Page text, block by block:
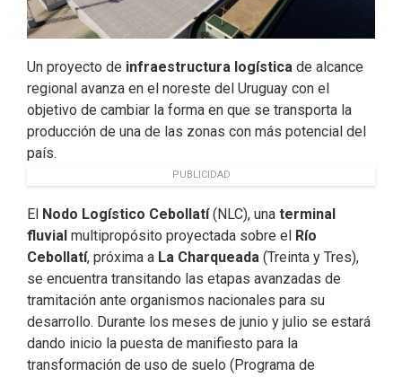
Un proyecto de infraestructura logística de alcance
regional avanza en el noreste del Uruguay con el
objetivo de cambiar la forma en que se transporta la
producción de una de las zonas con más potencial del
país.
PUBLICIDAD
El Nodo Logístico Cebollatí(NLC), una terminal
fluvial multipropósito proyectada sobre el
Río
Cebollatí, próxima a La Charqueada (Treinta y Tres),
se encuentra transitando las etapas avanzadas de
tramitación ante organismos nacionales para su
desarrollo. Durante los meses de junio y julio se estará
dando inicio la puesta de manifiesto para la
transformación de uso de suelo (Programa de